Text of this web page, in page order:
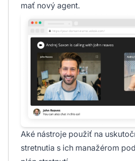
mať nový agent.
Aké nástroje použiť na
stretnutia s ich manažérom